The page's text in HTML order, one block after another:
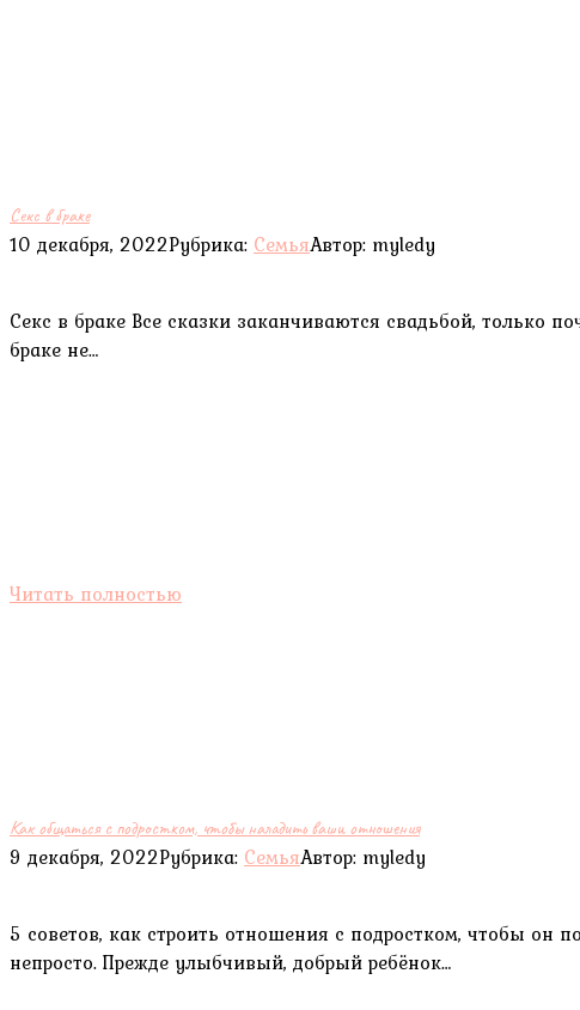
Секс в браке
10 декабря, 2022Рубрика: СемьяАвтор: myledy
Секс в браке Все сказки заканчиваются свадьбой, только
браке не…
Читать полностью
Как общаться с подростком, чтобы наладить ваши отношения
9 декабря, 2022Рубрика: СемьяАвтор: myledy
5 советов, как строить отношения с подростком, чтобы он
непросто. Прежде улыбчивый, добрый ребёнок…